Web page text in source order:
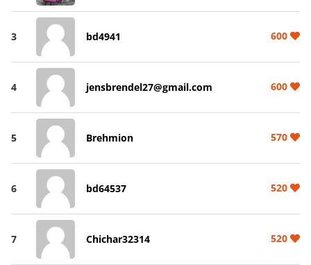
3 bd4941 600
4 jensbrendel27@gmail.com 600
5 Brehmion 570
6 bd64537 520
7 Chichar32314 520